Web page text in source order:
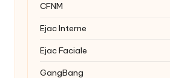
CFNM
Ejac Interne
Ejac Faciale
GangBang